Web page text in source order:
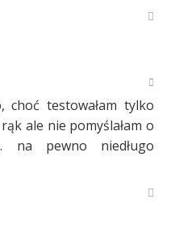
choć testowałam tylko
ale nie pomyślałam o
na pewno niedługo